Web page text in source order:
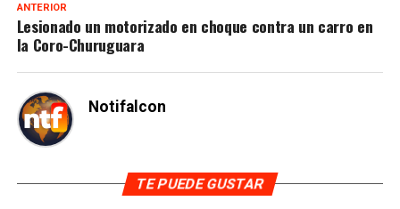
ANTERIOR
Lesionado un motorizado en choque contra un carro en
la Coro-Churuguara
Notifalcon
TE PUEDE GUSTAR